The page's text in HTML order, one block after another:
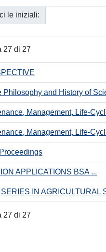
le iniziali:
27 di 27
Philosophy and History of
Management, Life-
Management, Life-
APPLICATIONS BSA ...
IN AGRICULTURAL
27 di 27